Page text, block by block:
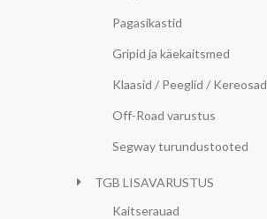
Pagasikastid
Gripid ja käekaitsmed
Klaasid / Peeglid / Kereosad
Off-Road varustus
Segway turundustooted
TGB LISAVARUSTUS
Kaitserauad